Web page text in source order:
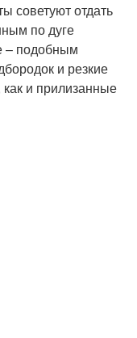
советуют отдать
по дуге
– подобным
и резкие
и прилизанные